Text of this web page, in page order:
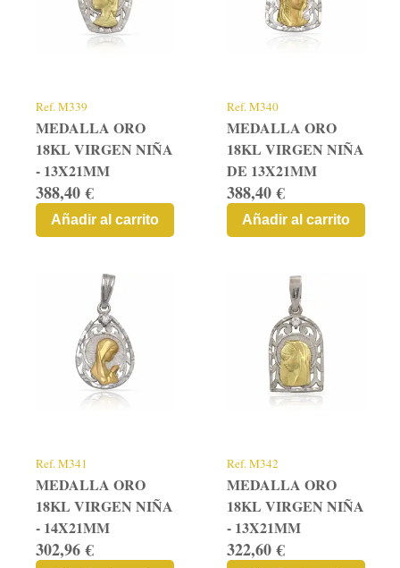
Ref.M339
MEDALLA ORO
18KL VIRGEN NIÑA
- 13X21MM
388,40 €
Añadir al carrito
Ref.M340
MEDALLA ORO
18KL VIRGEN NIÑA
DE 13X21MM
388,40 €
Añadir al carrito
Ref.M341
MEDALLA ORO
18KL VIRGEN NIÑA
- 14X21MM
302,96 €
Ref.M342
MEDALLA ORO
18KL VIRGEN NIÑA
- 13X21MM
322,60 €